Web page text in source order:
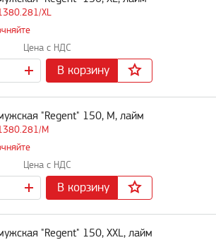
XL
В корзину
M
"Regent" 150, M, лайм
В корзину
"Regent" 150, XXL, лайм